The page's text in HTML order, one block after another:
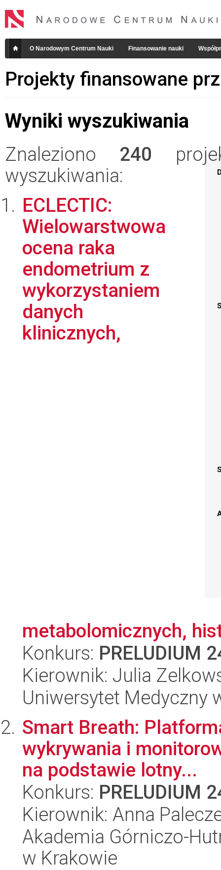
O Narodowym Centrum Nauki Finansowanie nauki
Projekty finansowane
Wyniki wyszukiwania
Znaleziono 240
wyszukiwania:
ECLECTIC:
Wielowarstwowa
ocena raka
endometrium z
wykorzystaniem
danych
klinicznych,
metabolomicznych,
Konkurs: PRELUDIUM
Kierownik: Julia
Uniwersytet Medyczny
Smart Breath:
wykrywania i
na podstawie lotny...
Konkurs: PRELUDIUM
Kierownik: Anna
Akademia Górniczo-
w Krakowie